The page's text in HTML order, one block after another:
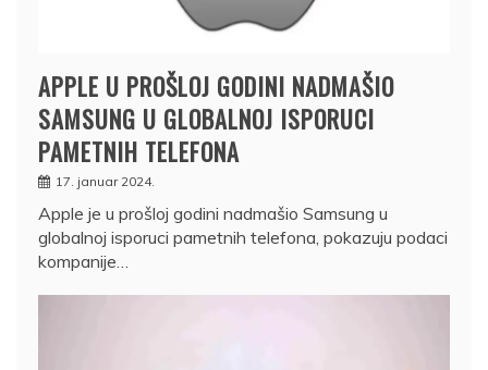
APPLE U PROŠLOJ GODINI NADMAŠIO
SAMSUNG U GLOBALNOJ ISPORUCI
PAMETNIH TELEFONA
17. januar 2024.
Apple je u prošloj godini nadmašio Samsung u
globalnoj isporuci pametnih telefona, pokazuju podaci
kompanije…